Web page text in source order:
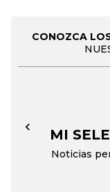
CONOZCA
MI
Noticias
←